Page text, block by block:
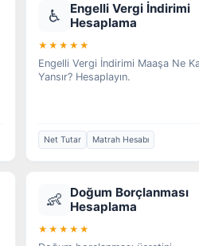
♿
Engelli Vergi İndirimi
Hesaplama
★★★★★
Engelli Vergi İndirimi Maaşa Ne
Yansır? Hesaplayın.
Net Tutar Matrah Hesabı
👶
Doğum Borçlanması
Hesaplama
★★★★★